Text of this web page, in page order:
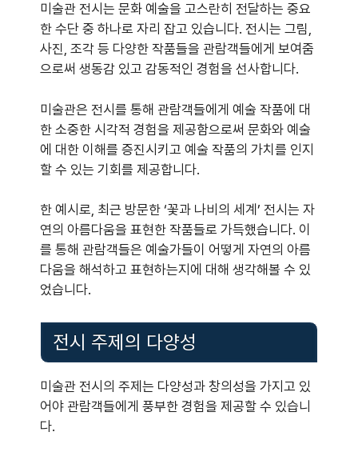
미술관 전시는 문화 예술을 고스란히 전달하는 중요
한 수단 중 하나로 자리 잡고 있습니다. 전시는 그림,
사진, 조각 등 다양한 작품들을 관람객들에게 보여줌
으로써 생동감 있고 감동적인 경험을 선사합니다.
미술관은 전시를 통해 관람객들에게 예술 작품에 대
한 소중한 시각적 경험을 제공함으로써 문화와 예술
에 대한 이해를 증진시키고 예술 작품의 가치를 인지
할 수 있는 기회를 제공합니다.
한 예시로, 최근 방문한 ‘꽃과 나비의 세계’ 전시는 자
연의 아름다움을 표현한 작품들로 가득했습니다. 이
를 통해 관람객들은 예술가들이 어떻게 자연의 아름
다움을 해석하고 표현하는지에 대해 생각해볼 수 있
었습니다.
전시 주제의 다양성
미술관 전시의 주제는 다양성과 창의성을 가지고 있
어야 관람객들에게 풍부한 경험을 제공할 수 있습니
다.